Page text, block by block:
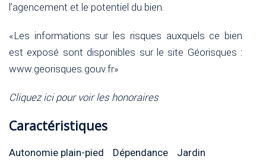
l’agencement et le potentiel du bien.
«Les informations sur les risques auxquels ce bien
est exposé sont disponibles sur le site Géorisques :
www.georisques.gouv.fr»
Cliquez ici pour voir les honoraires
Caractéristiques
Autonomie plain-pied Dépendance Jardin